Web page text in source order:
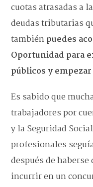
cuotas atrasadas a
deudas tributarias
tambiénpuedes
Oportunidad para
públicos y
Es sabido que
trabajadores por
y la Seguridad
profesionales
después de
incurrir en un